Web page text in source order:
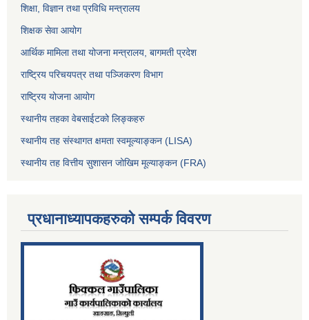
शिक्षा, विज्ञान तथा प्रविधि मन्त्रालय
शिक्षक सेवा आयोग
आर्थिक मामिला तथा योजना मन्त्रालय, बागमती प्रदेश
राष्ट्रिय परिचयपत्र तथा पञ्जिकरण विभाग
राष्ट्रिय योजना आयोग
स्थानीय तहका वेबसाईटको लिङ्कहरु
स्थानीय तह संस्थागत क्षमता स्वमूल्याङ्कन (LISA)
स्थानीय तह वित्तीय सुशासन जोखिम मूल्याङ्कन (FRA)
प्रधानाध्यापकहरुको सम्पर्क विवरण